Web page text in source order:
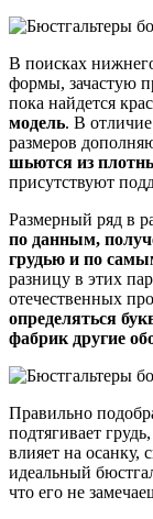
В поисках
формы, зачастую
пока найдется
модель. В
размеров
шьются из
присутствуют
Размерный ряд в
по данным,
грудью и по
разницу в этих
отечественных
определяться
фабрик другие
Правильно
подтягивает
влияет на осанку,
идеальный
что его не